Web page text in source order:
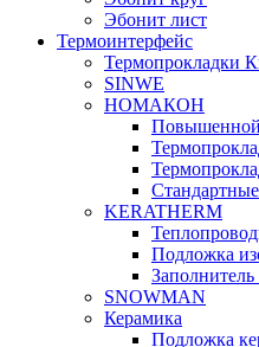
Эбонит лист
Термоинтерфейс
Термопрокладки
SINWE
НОМАКОН
Повышенной
KERATHERM
Подложка
Заполнитель
SNOWMAN
Керамика
Подложка